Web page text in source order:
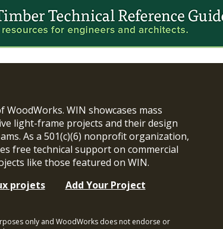
WoodWorks. WIN showcases mass
light-frame projects and their design
As a 501(c)(6) nonprofit organization,
free technical support on commercial
like those featured on WIN.
projets
Add Your Project
only and WoodWorks does not endorse or